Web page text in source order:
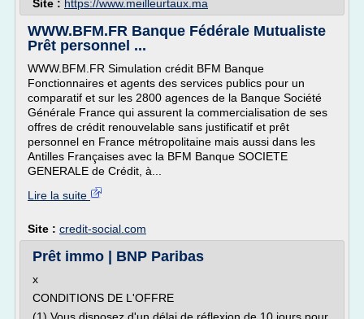
Site : https://www.meilleurtaux.ma
WWW.BFM.FR Banque Fédérale Mutualiste
Prêt personnel ...
WWW.BFM.FR Simulation crédit BFM Banque
Fonctionnaires et agents des services publics pour un
comparatif et sur les 2800 agences de la Banque Société
Générale France qui assurent la commercialisation de ses
offres de crédit renouvelable sans justificatif et prêt
personnel en France métropolitaine mais aussi dans les
Antilles Françaises avec la BFM Banque SOCIETE
GENERALE de Crédit, à...
Lire la suite
Site : credit-social.com
Prêt immo | BNP Paribas
x
CONDITIONS DE L'OFFRE